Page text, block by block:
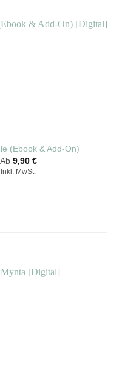
(Ebook & Add-On)
Ab 9,90 €
Inkl. MwSt.